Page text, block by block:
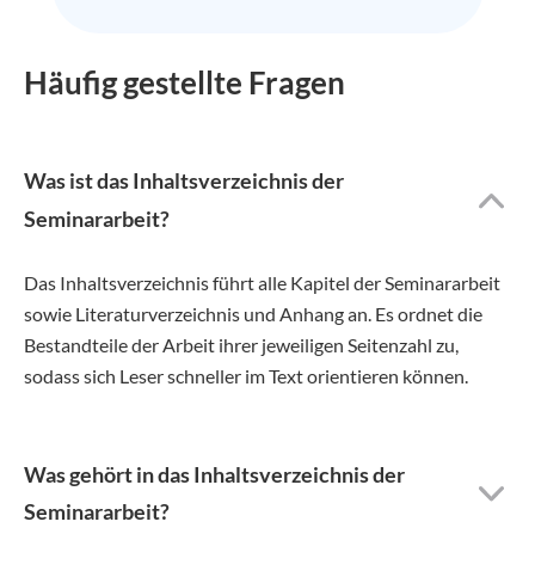
Häufig gestellte Fragen
Was ist das Inhaltsverzeichnis der
Seminararbeit?
Das Inhaltsverzeichnis führt alle Kapitel der Seminararbeit
sowie Literaturverzeichnis und Anhang an. Es ordnet die
Bestandteile der Arbeit ihrer jeweiligen Seitenzahl zu,
sodass sich Leser schneller im Text orientieren können.
Was gehört in das Inhaltsverzeichnis der
Seminararbeit?